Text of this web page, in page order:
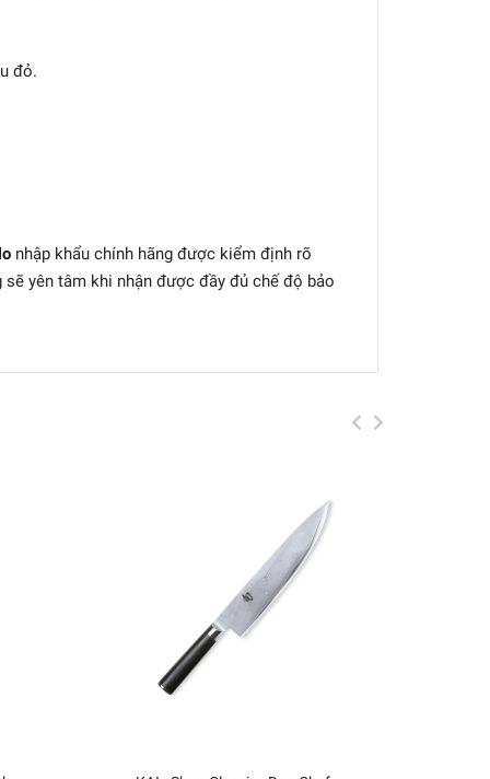
đỏ.
nhập khẩu chính hãng được kiểm định rõ
yên tâm khi nhận được đầy đủ chế độ bảo